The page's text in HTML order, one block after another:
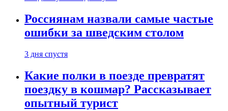
Россиянам назвали самые частые
ошибки за шведским столом
3 дня спустя
Какие полки в поезде превратят
поездку в кошмар? Рассказывает
опытный турист